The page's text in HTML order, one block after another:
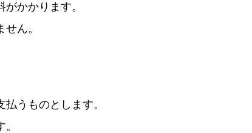
かかります。
ん。
うものとします。